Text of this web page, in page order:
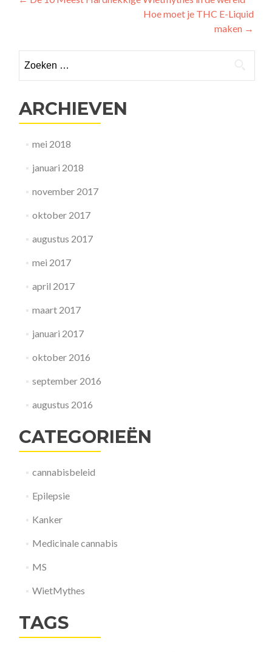
Hoe moet je THC E-Liquid
maken →
naar:
ARCHIEVEN
mei 2018
januari 2018
november 2017
oktober 2017
augustus 2017
mei 2017
april 2017
maart 2017
januari 2017
oktober 2016
september 2016
augustus 2016
CATEGORIEËN
cannabisbeleid
Epilepsie
Kanker
Medicinale cannabis
MS
WietMythes
TAGS